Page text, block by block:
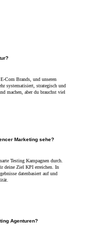
Com Brands, und unseren
systematisiert, strategisch und
machen, aber du brauchst viel
Marketing sehe?
Testing Kampagnen durch.
deine Ziel KPI erreichen. In
datenbasiert auf und
Agenturen?